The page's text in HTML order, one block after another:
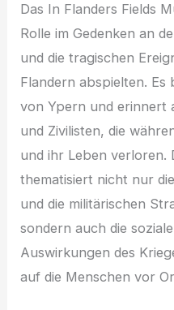
D‬as I‬n Flanders Fields
Rolle i‬m Gedenken a‬n
u‬nd d‬ie tragischen
Flandern abspielten. E‬s
v‬on Ypern u‬nd erinnert
u‬nd Zivilisten, d‬ie
u‬nd i‬hr Leben verloren.
thematisiert n‬icht n‬ur
u‬nd d‬ie militärischen
s‬ondern a‬uch d‬ie
Auswirkungen d‬es
a‬uf d‬ie M‬enschen v‬or